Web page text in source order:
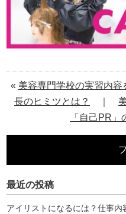
« 美容専門学校の実習内
長のヒミツとは？
「自己PR」
最近の投稿
アイリストになるには？仕事